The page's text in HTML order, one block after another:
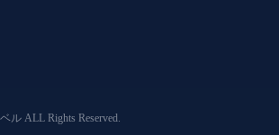
ル ALL Rights Reserved.